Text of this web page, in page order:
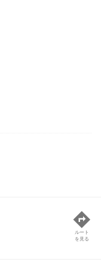
ルート
を見る